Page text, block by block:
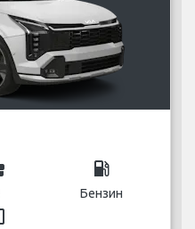
local_gas_station
Бензин